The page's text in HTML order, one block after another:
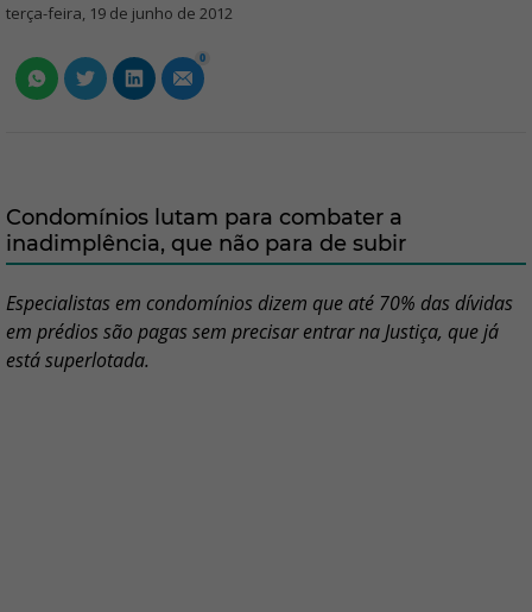
terça-feira, 19 de junho de 2012
0
Condomínios lutam para combater a
inadimplência, que não para de subir
Especialistas em condomínios dizem que até 70% das dívidas
em prédios são pagas sem precisar entrar na Justiça, que já
está superlotada.